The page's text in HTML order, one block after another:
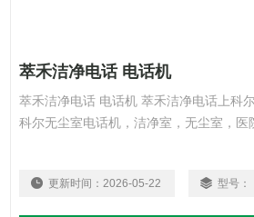
萃禾洁净电话 电话机
萃禾洁净电话 电话机 萃禾洁净电话上科
科尔无尘室电话机，洁净室，无尘室，医
更新时间： 2026-05-22 型号：